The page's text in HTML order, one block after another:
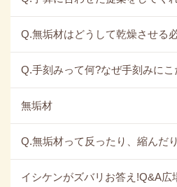
Q.無垢材はどうして乾燥させる
Q.手刻みって何?なぜ手刻みにこ
無垢材
Q.無垢材って反ったり、縮んだ
イシケンがズバリお答え!Q&A